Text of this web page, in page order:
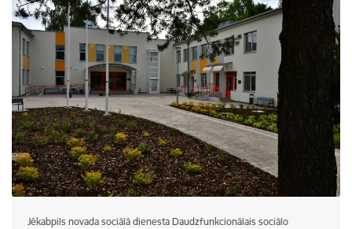
Jēkabpils novada sociālā dienesta Daudzfunkcionālais sociālo